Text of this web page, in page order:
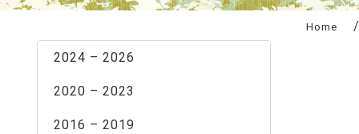
2024 – 2026
2020 – 2023
2016 – 2019
Home